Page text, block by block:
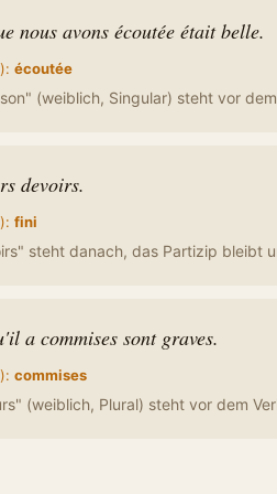
nous avons écoutée était belle.
écoutée
(weiblich, Singular) steht vor
devoirs.
fini
steht danach, das Partizip bleibt
a commises sont graves.
commises
(weiblich, Plural) steht vor dem